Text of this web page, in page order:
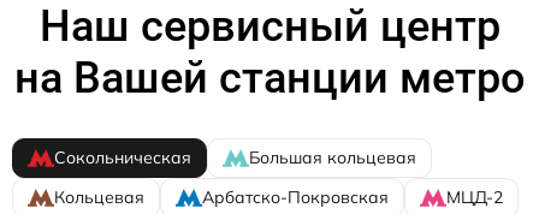
Наш сервисный центр
на Вашей станции метро
Сокольническая
Большая кольцевая
Кольцевая
Арбатско-Покровская
МЦД-2